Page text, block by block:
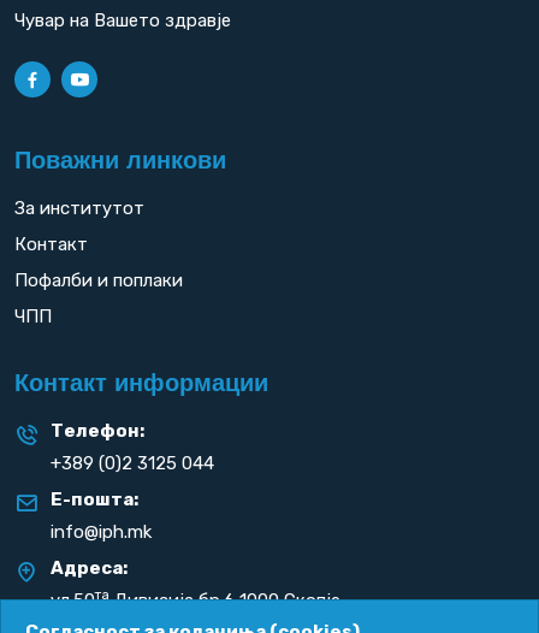
Чувар на Вашето здравје
Поважни линкови
За институтот
Контакт
Пофалби и поплаки
ЧПП
Контакт информации
Телефон:
+389 (0)2 3125 044
Е-пошта:
info@iph.mk
Адреса:
ул.50таДивизија бр.6 1000 Скопје
Република С. Македонија